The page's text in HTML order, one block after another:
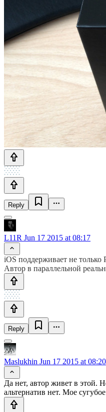
Reply
L11R Jun 17 2015 at 08:17
iOS поддерживает не только
Автор в параллельной
Reply
Maslukhin Jun 17 2015 at 08:20
Да нет, автор живет в этой.
альтернатив нет. Мое